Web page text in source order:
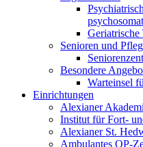
Senioren und
Besondere
Warteinsel
Einrichtungen
Alexianer
Institut für Fort-
Alexianer St.
Ambulantes OP-